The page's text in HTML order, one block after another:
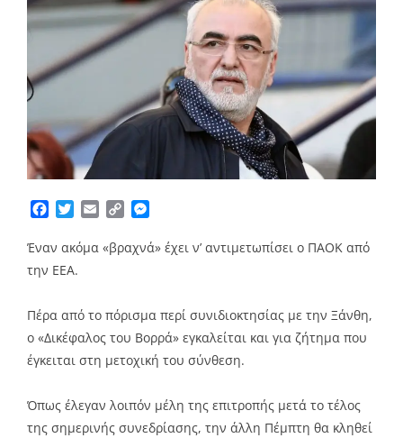
Facebook
TwitterEmailCopy
Έναν ακόμα «βραχνά» έχει ν’ αντιμετωπίσει ο ΠΑΟΚ από
την ΕΕΑ.
Πέρα από το πόρισμα περί συνιδιοκτησίας με την Ξάνθη,
ο «Δικέφαλος του Βορρά» εγκαλείται και για ζήτημα που
έγκειται στη μετοχική του σύνθεση.
Όπως έλεγαν λοιπόν μέλη της επιτροπής μετά το τέλος
της σημερινής συνεδρίασης, την άλλη Πέμπτη θα κληθεί